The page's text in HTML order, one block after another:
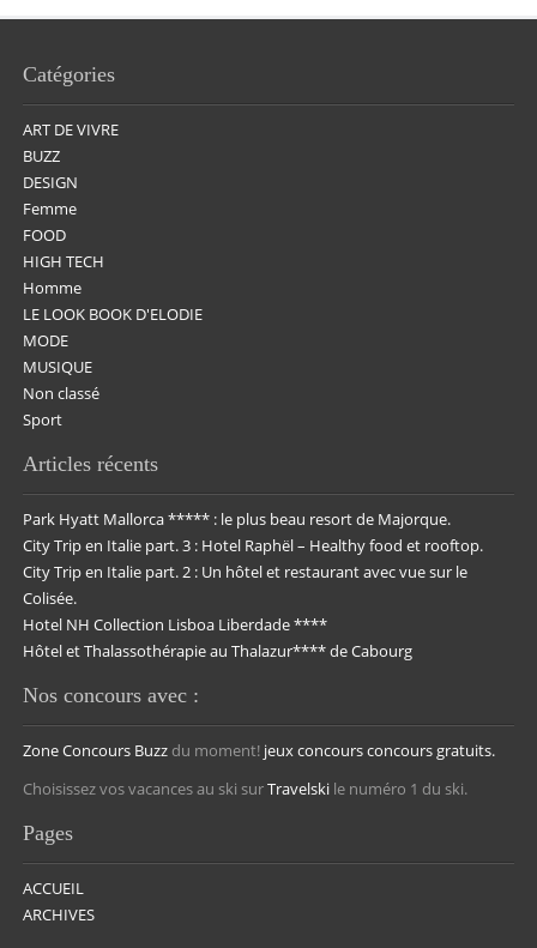
Catégories
ART DE VIVRE
BUZZ
DESIGN
Femme
FOOD
HIGH TECH
Homme
LE LOOK BOOK D'ELODIE
MODE
MUSIQUE
Non classé
Sport
Articles récents
Park Hyatt Mallorca ***** : le plus beau resort de Majorque.
City Trip en Italie part. 3 : Hotel Raphël – Healthy food et rooftop.
City Trip en Italie part. 2 : Un hôtel et restaurant avec vue sur le
Colisée.
Hotel NH Collection Lisboa Liberdade ****
Hôtel et Thalassothérapie au Thalazur**** de Cabourg
Nos concours avec :
Zone Concours Buzz du moment! jeux concoursconcours gratuits.
Choisissez vos vacances au ski surTravelski le numéro 1 du ski.
Pages
ACCUEIL
ARCHIVES